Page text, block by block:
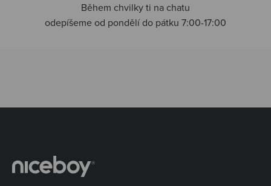
Během chvilky ti na chatu
odepíšeme od pondělí do pátku 7:00-17:00